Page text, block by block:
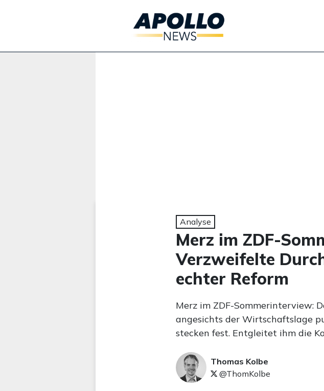
Analyse
Merz im ZDF-
Verzweifelte
echter Reform
Merz im ZDF-Sommerinterview:
angesichts der Wirtschaftslage
stecken fest. Entgleitet ihm die
Thomas Kolbe
@ThomKolbe